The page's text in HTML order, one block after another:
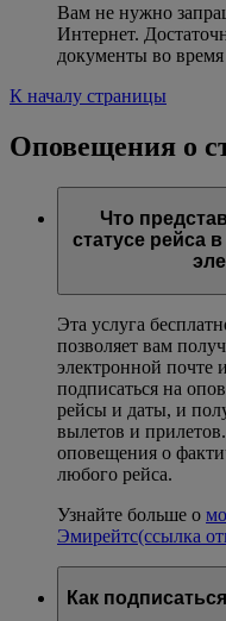
Вам не нужно
Интернет.
документы во время
К началу страницы
Оповещения о
Что
статусе рейса
Эта услуга
позволяет вам
электронной
подписаться на
рейсы и даты, и
вылетов и
оповещения о
любого рейса.
Узнайте больше о
Эмирейтс(ссылка
Как